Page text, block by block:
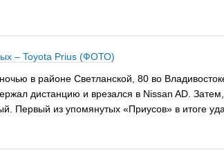
– Toyota Prius (ФОТО)
в районе Светланской, 80 во
дистанцию и врезался в Nissan AD.
Первый из упомянутых «Приусов» в итоге